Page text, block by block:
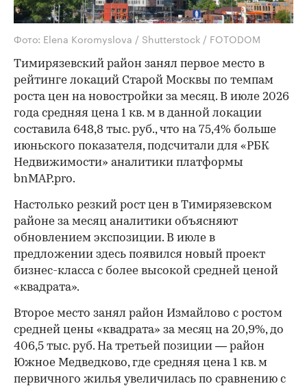
Фото: Elena Koromyslova / Shutterstock / FOTODOM
Тимирязевский район занял первое место в
рейтинге локаций Старой Москвы по темпам
роста цен на новостройки за месяц. В июле 2026
года средняя цена 1 кв. м в данной локации
составила 648,8 тыс. руб., что на 75,4% больше
июньского показателя, подсчитали для «РБК
Недвижимости» аналитики платформы
bnMAP.pro.
Настолько резкий рост цен в Тимирязевском
районе за месяц аналитики объясняют
обновлением экспозиции. В июле в
предложении здесь появился новый проект
бизнес-класса с более высокой средней ценой
«квадрата».
Второе место занял район Измайлово с ростом
средней цены «квадрата» за месяц на 20,9%, до
406,5 тыс. руб. На третьей позиции — район
Южное Медведково, где средняя цена 1 кв. м
первичного жилья увеличилась по сравнению с